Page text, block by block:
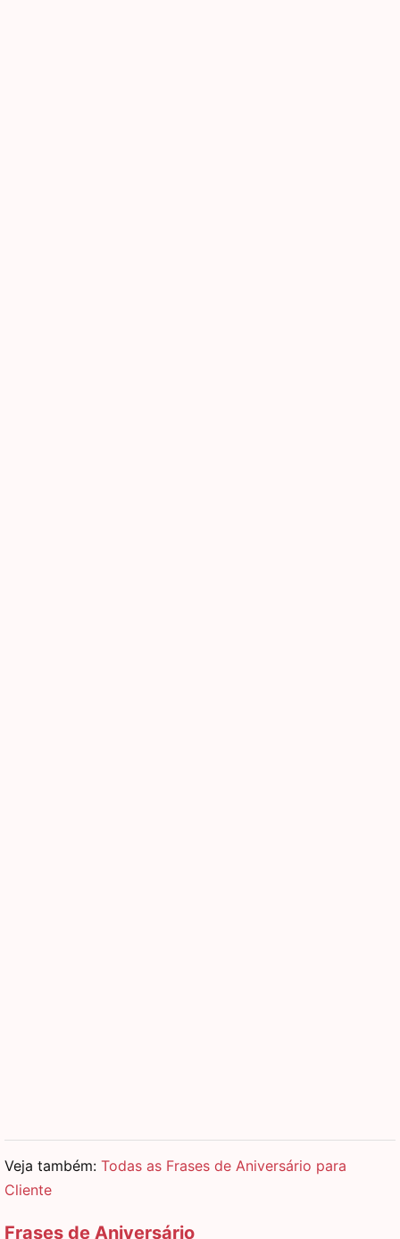
Veja também: Todas as Frases de Aniversário para
Cliente
Frases de Aniversário